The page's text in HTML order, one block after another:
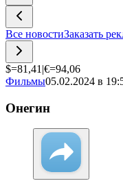
Все новостиЗаказать
$=81,41 |€=94,06
Фильмы05.02.2024 в
Онегин